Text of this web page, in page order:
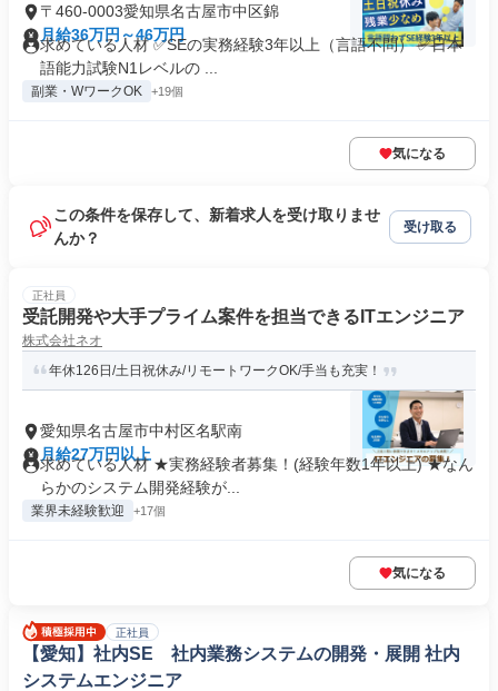
〒460-0003愛知県名古屋市中区錦
月給36万円～46万円
求めている人材 ✅SEの実務経験3年以上（言語不問） ✅日本
語能力試験N1レベルの ...
副業・WワークOK +19個
気になる
この条件を保存して、新着求人を受け取りませ
んか？
受け取る
正社員
受託開発や大手プライム案件を担当できるITエンジニア
株式会社ネオ
年休126日/土日祝休み/リモートワークOK/手当も充実！
愛知県名古屋市中村区名駅南
月給27万円以上
求めている人材 ★実務経験者募集！(経験年数1年以上) ★なん
らかのシステム開発経験が...
業界未経験歓迎 +17個
気になる
正社員
【愛知】社内SE 社内業務システムの開発・展開 社内
システムエンジニア